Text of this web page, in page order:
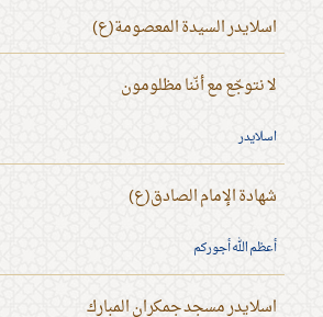
اسلايدر السيدة المعصومة(ع)
لا نتوجّع مع أنّنا مظلومون
اسلايدر
شهادة الإمام الصادق(ع)
أعظم الله أجوركم
اسلايدر مسجد جمكران المبارك